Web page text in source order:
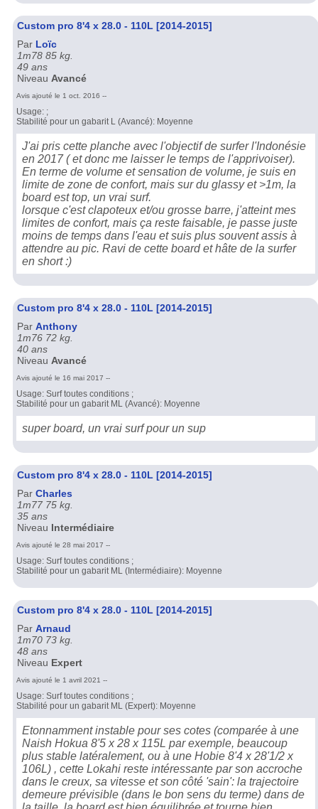
Custom pro 8'4 x 28.0 - 110L [2014-2015]
Par Loïc
1m78 85 kg.
49 ans
Niveau Avancé
Avis ajouté le 1 oct. 2016 --
Usage: ;
Stabilité pour un gabarit L (Avancé): Moyenne
J'ai pris cette planche avec l'objectif de surfer l'Indonésie
en 2017 ( et donc me laisser le temps de l'apprivoiser).
En terme de volume et sensation de volume, je suis en
limite de zone de confort, mais sur du glassy et >1m, la
board est top, un vrai surf.
lorsque c'est clapoteux et/ou grosse barre, j'atteint mes
limites de confort, mais ça reste faisable, je passe juste
moins de temps dans l'eau et suis plus souvent assis à
attendre au pic. Ravi de cette board et hâte de la surfer
en short :)
Custom pro 8'4 x 28.0 - 110L [2014-2015]
Par Anthony
1m76 72 kg.
40 ans
Niveau Avancé
Avis ajouté le 16 mai 2017 --
Usage: Surf toutes conditions ;
Stabilité pour un gabarit ML (Avancé): Moyenne
super board, un vrai surf pour un sup
Custom pro 8'4 x 28.0 - 110L [2014-2015]
Par Charles
1m77 75 kg.
35 ans
Niveau Intermédiaire
Avis ajouté le 28 mai 2017 --
Usage: Surf toutes conditions ;
Stabilité pour un gabarit ML (Intermédiaire): Moyenne
Custom pro 8'4 x 28.0 - 110L [2014-2015]
Par Arnaud
1m70 73 kg.
48 ans
Niveau Expert
Avis ajouté le 1 avril 2021 --
Usage: Surf toutes conditions ;
Stabilité pour un gabarit ML (Expert): Moyenne
Etonnamment instable pour ses cotes (comparée à une
Naish Hokua 8'5 x 28 x 115L par exemple, beaucoup
plus stable latéralement, ou à une Hobie 8'4 x 28'1/2 x
106L) , cette Lokahi reste intéressante par son accroche
dans le creux, sa vitesse et son côté 'sain': la trajectoire
demeure prévisible (dans le bon sens du terme) dans de